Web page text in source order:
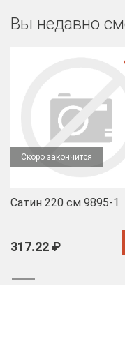
Вы недавно
Скоро закончится
Сатин 220 см 9895-1
317.22 ₽